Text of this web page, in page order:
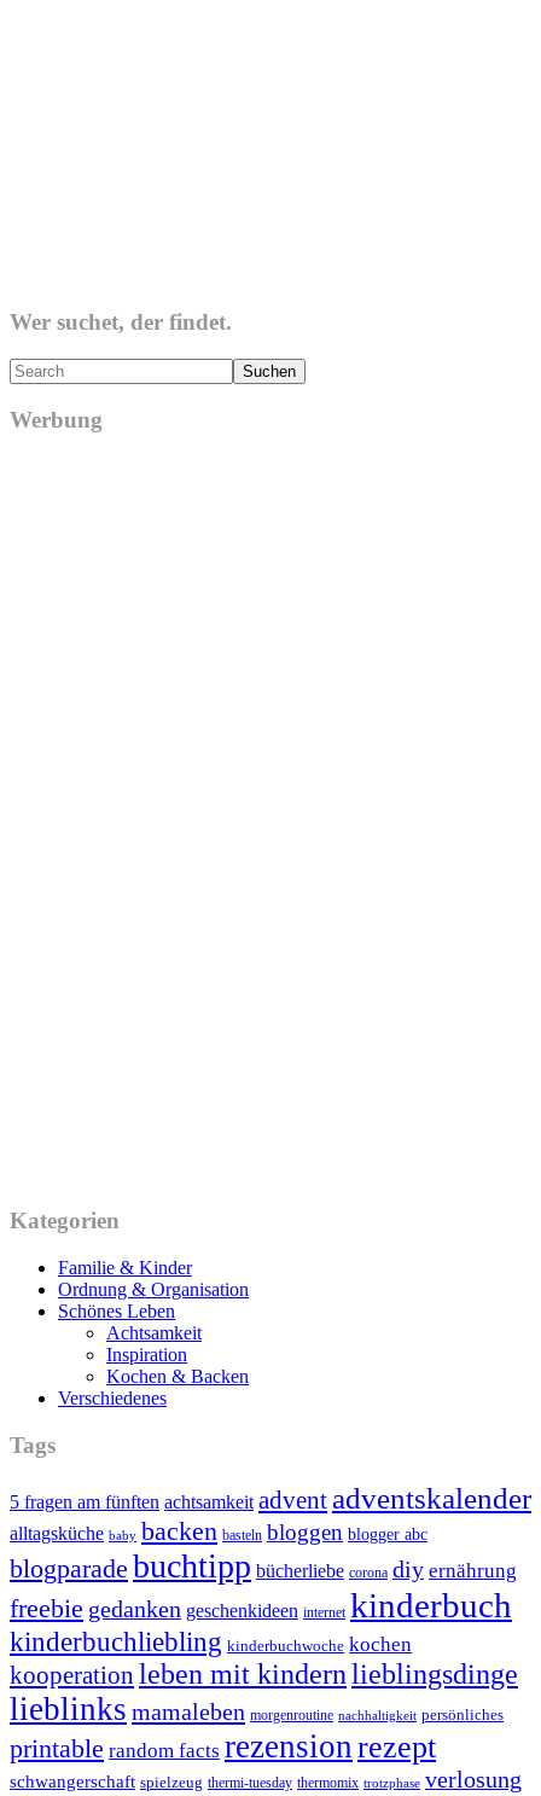
Wer suchet, der findet.
Search
Werbung
Kategorien
Familie & Kinder
Ordnung & Organisation
Schönes Leben
Achtsamkeit
Inspiration
Kochen & Backen
Verschiedenes
Tags
5 fragen am fünften achtsamkeit advent adventskalender
alltagsküche baby backen basteln bloggen blogger abc
blogparade buchtipp bücherliebe corona diy ernährung
freebie gedanken geschenkideen internet kinderbuch
kinderbuchliebling kinderbuchwoche kochen
kooperation leben mit kindernlieblingsdinge
lieblinks mamaleben morgenroutine nachhaltigkeit persönliches
printable random facts rezensionrezept
schwangerschaft spielzeug thermi-tuesday thermomix trotzphase verlosung